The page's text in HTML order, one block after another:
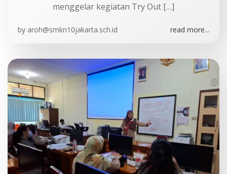
menggelar kegiatan Try Out […]
by aroh@smkn10jakarta.sch.id read more...